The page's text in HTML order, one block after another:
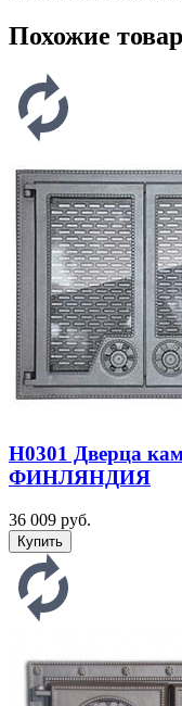
Похожие
H0301 Дверца
ФИНЛЯНДИЯ
36 009 руб.